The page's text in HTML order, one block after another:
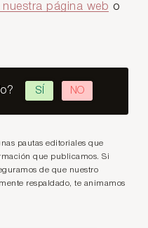
página web o
SÍ NO
pautas editoriales que
que publicamos. Si
de que nuestro
respaldado, te animamos